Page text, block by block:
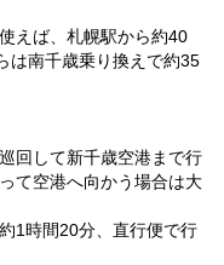
えば、札幌駅から約40
は南千歳乗り換えで約35
回して新千歳空港まで行
て空港へ向かう場合は大
1時間20分、直行便で行